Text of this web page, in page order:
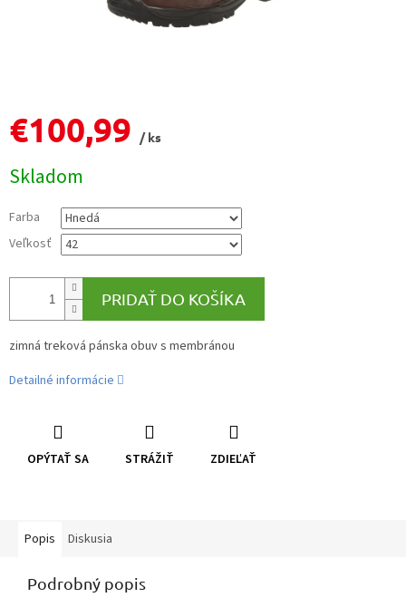
€100,99
/ ks
cena:
Skladom
Farba
Veľkosť
PRIDAŤ DO KOŠÍKA
zimná treková pánska obuv s membránou
Detailné informácie
OPÝTAŤ SA STRÁŽIŤ ZDIEĽAŤ
Popis Diskusia
Podrobný popis